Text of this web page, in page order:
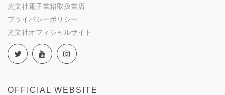
光文社電子書籍取扱書店
プライバシーポリシー
光文社オフィシャルサイト
OFFICIAL WEBSITE